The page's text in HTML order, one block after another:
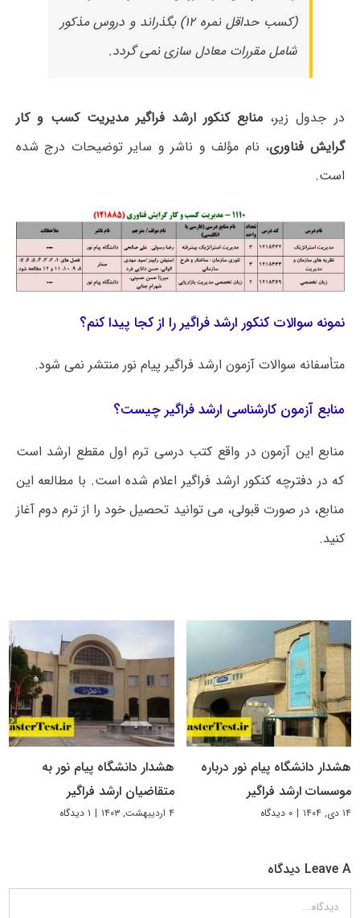
(کسب حداقل نمره ۱۲) بگذراند و دروس مذکور
شامل مقررات معادل سازی نمی گردد.
در جدول زیر، منابع کنکور ارشد فراگیر مدیریت کسب و کار
گرایش فناوری، نام مؤلف و ناشر و سایر توضیحات درج شده
است.
نمونه سوالات کنکور ارشد فراگیر را از کجا پیدا کنم؟
متأسفانه سوالات آزمون ارشد فراگیر پیام نور منتشر نمی شود.
منابع آزمون کارشناسی ارشد فراگیر چیست؟
منابع این آزمون در واقع کتب درسی ترم اول مقطع ارشد است
که در دفترچه کنکور ارشد فراگیر اعلام شده است. با مطالعه این
منابع، در صورت قبولی، می توانید تحصیل خود را از ترم دوم آغاز
کنید.
هشدار دانشگاه پیام نور درباره
موسسات ارشد فراگیر
۱۴ دی, ۱۴۰۴ | ۰ دیدگاه
هشدار دانشگاه پیام نور به
متقاضیان ارشد فراگیر
۴ اردیبهشت, ۱۴۰۳ | ۱ دیدگاه
Leave A دیدگاه
دیدگاه